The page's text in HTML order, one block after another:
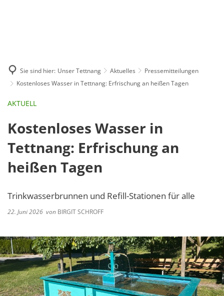
Sie sind hier: Unser Tettnang Aktuelles
Pressemitteilungen
Kostenloses Wasser in Tettnang: Erfrischung an heißen Tagen
AKTUELL
Kostenloses Wasser in
Tettnang: Erfrischung an
heißen Tagen
Trinkwasserbrunnen und Refill-Stationen für alle
22. Juni 2026 von BIRGIT SCHROFF